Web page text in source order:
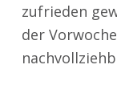
zufrieden
der